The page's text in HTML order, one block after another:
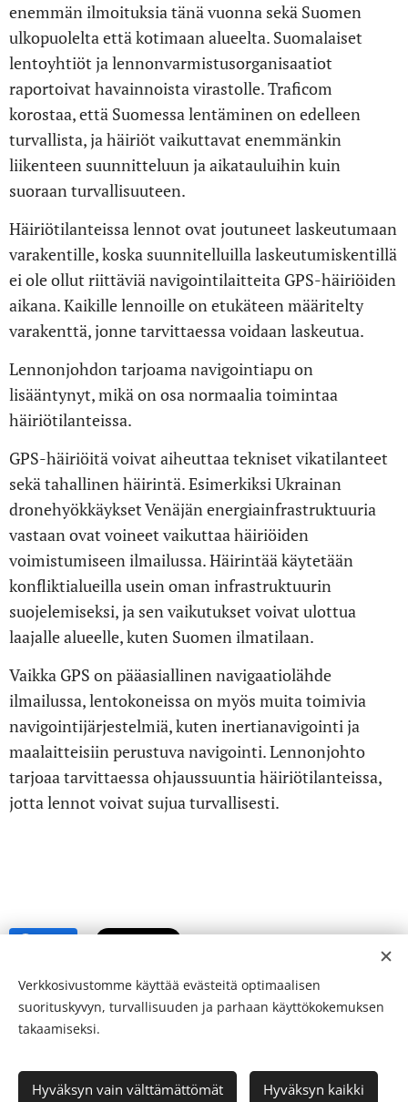
enemmän ilmoituksia tänä vuonna sekä Suomen
ulkopuolelta että kotimaan alueelta. Suomalaiset
lentoyhtiöt ja lennonvarmistusorganisaatiot
raportoivat havainnoista virastolle. Traficom
korostaa, että Suomessa lentäminen on edelleen
turvallista, ja häiriöt vaikuttavat enemmänkin
liikenteen suunnitteluun ja aikatauluihin kuin
suoraan turvallisuuteen.
Häiriötilanteissa lennot ovat joutuneet laskeutumaan
varakentille, koska suunnitelluilla laskeutumiskentillä
ei ole ollut riittäviä navigointilaitteita GPS-häiriöiden
aikana. Kaikille lennoille on etukäteen määritelty
varakenttä, jonne tarvittaessa voidaan laskeutua.
Lennonjohdon tarjoama navigointiapu on
lisääntynyt, mikä on osa normaalia toimintaa
häiriötilanteissa.
GPS-häiriöitä voivat aiheuttaa tekniset vikatilanteet
sekä tahallinen häirintä. Esimerkiksi Ukrainan
dronehyökkäykset Venäjän energiainfrastruktuuria
vastaan ovat voineet vaikuttaa häiriöiden
voimistumiseen ilmailussa. Häirintää käytetään
konfliktialueilla usein oman infrastruktuurin
suojelemiseksi, ja sen vaikutukset voivat ulottua
laajalle alueelle, kuten Suomen ilmatilaan.
Vaikka GPS on pääasiallinen navigaatiolähde
ilmailussa, lentokoneissa on myös muita toimivia
navigointijärjestelmiä, kuten inertianavigointi ja
maalaitteisiin perustuva navigointi. Lennonjohto
tarjoaa tarvittaessa ohjaussuuntia häiriötilanteissa,
jotta lennot voivat sujua turvallisesti.
ISSN 2342-3439
Verkkosivustomme käyttää evästeitä optimaalisen
suorituskyvyn, turvallisuuden ja parhaan käyttökokemuksen
takaamiseksi.
Hyväksyn vain välttämättömät Hyväksyn kaikki